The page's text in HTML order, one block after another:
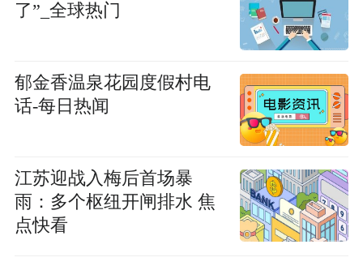
了”_全球热门
郁金香温泉花园度假村电
话-每日热闻
江苏迎战入梅后首场暴
雨：多个枢纽开闸排水 焦
点快看